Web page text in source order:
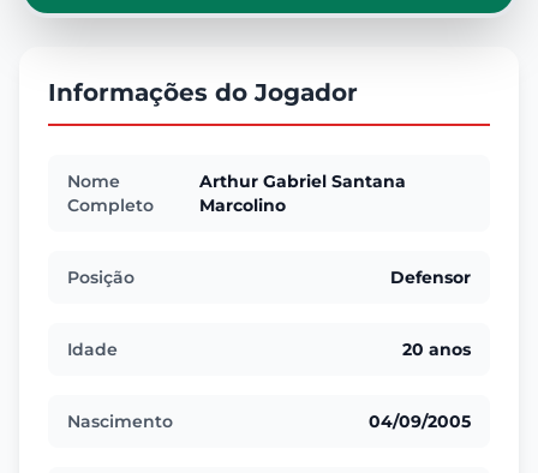
Informações do Jogador
Nome
Completo
Arthur Gabriel Santana
Marcolino
Posição Defensor
Idade 20 anos
Nascimento 04/09/2005